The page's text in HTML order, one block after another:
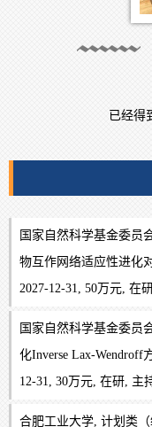
已经得
国家自然科学基金委员
物互作网络适应性进化
2027-12-31, 50万元, 在
国家自然科学基金委员
化Inverse Lax-Wendroff
12-31, 30万元, 在研, 主
合肥工业大学, 计划类